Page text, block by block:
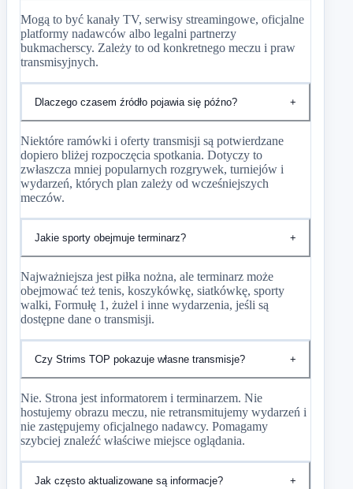
Mogą to być kanały TV, serwisy streamingowe, oficjalne
platformy nadawców albo legalni partnerzy
bukmacherscy. Zależy to od konkretnego meczu i praw
transmisyjnych.
Dlaczego czasem źródło pojawia się późno? +
Niektóre ramówki i oferty transmisji są potwierdzane
dopiero bliżej rozpoczęcia spotkania. Dotyczy to
zwłaszcza mniej popularnych rozgrywek, turniejów i
wydarzeń, których plan zależy od wcześniejszych
meczów.
Jakie sporty obejmuje terminarz? +
Najważniejsza jest piłka nożna, ale terminarz może
obejmować też tenis, koszykówkę, siatkówkę, sporty
walki, Formułę 1, żużel i inne wydarzenia, jeśli są
dostępne dane o transmisji.
Czy Strims TOP pokazuje własne transmisje? +
Nie. Strona jest informatorem i terminarzem. Nie
hostujemy obrazu meczu, nie retransmitujemy wydarzeń i
nie zastępujemy oficjalnego nadawcy. Pomagamy
szybciej znaleźć właściwe miejsce oglądania.
Jak często aktualizowane są informacje? +